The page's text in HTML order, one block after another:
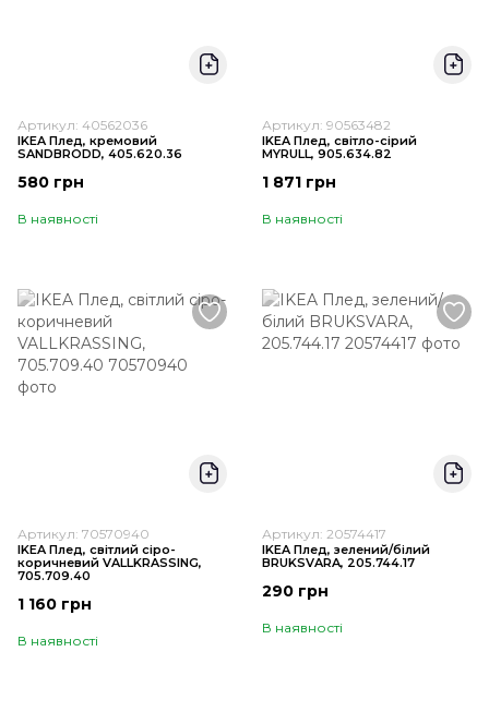
Артикул: 40562036
IKEA Плед, кремовий
SANDBRODD, 405.620.36
580 грн
В наявності
Артикул: 90563482
IKEA Плед, світло-сірий
MYRULL, 905.634.82
1 871 грн
В наявності
Артикул: 70570940
IKEA Плед, світлий сіро-
коричневий VALLKRASSING,
705.709.40
1 160 грн
В наявності
Артикул: 20574417
IKEA Плед, зелений/білий
BRUKSVARA, 205.744.17
290 грн
В наявності